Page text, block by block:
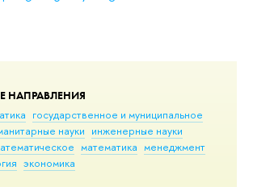
НАПРАВЛЕНИЯ
государственное и муниципальное
науки инженерные науки
математика менеджмент
экономика